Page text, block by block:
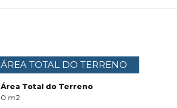
ÁREA TOTAL DO TERRENO
Área Total do Terreno
0 m2